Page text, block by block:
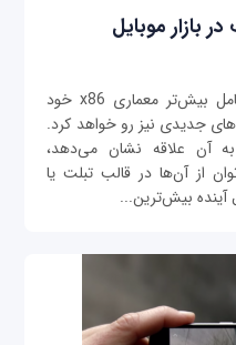
بازار موبایل
شرکت اینتل در سال 2015 به تکامل بیش‌تر معماری x86 خود
جدیدی نیز رو خواهد کرد.
آن علاقه نشان می‌دهد،
از آن‌ها در قالب تبلت یا
آینده بیش‌ترین...